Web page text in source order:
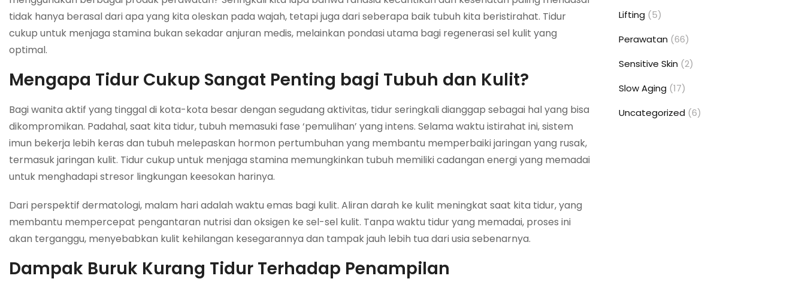
tidak hanya berasal dari apa yang kita oleskan pada wajah, tetapi juga dari seberapa baik tubuh kita beristirahat. Tidur
cukup untuk menjaga stamina bukan sekadar anjuran medis, melainkan pondasi utama bagi regenerasi sel kulit yang
optimal.
Mengapa Tidur Cukup Sangat Penting bagi Tubuh dan Kulit?
Bagi wanita aktif yang tinggal di kota-kota besar dengan segudang aktivitas, tidur seringkali dianggap sebagai hal yang bisa
dikompromikan. Padahal, saat kita tidur, tubuh memasuki fase ‘pemulihan’ yang intens. Selama waktu istirahat ini, sistem
imun bekerja lebih keras dan tubuh melepaskan hormon pertumbuhan yang membantu memperbaiki jaringan yang rusak,
termasuk jaringan kulit. Tidur cukup untuk menjaga stamina memungkinkan tubuh memiliki cadangan energi yang memadai
untuk menghadapi stresor lingkungan keesokan harinya.
Dari perspektif dermatologi, malam hari adalah waktu emas bagi kulit. Aliran darah ke kulit meningkat saat kita tidur, yang
membantu mempercepat pengantaran nutrisi dan oksigen ke sel-sel kulit. Tanpa waktu tidur yang memadai, proses ini
akan terganggu, menyebabkan kulit kehilangan kesegarannya dan tampak jauh lebih tua dari usia sebenarnya.
Dampak Buruk Kurang Tidur Terhadap Penampilan
Lifting (5)
Perawatan (66)
Sensitive Skin (2)
Slow Aging (17)
Uncategorized (6)